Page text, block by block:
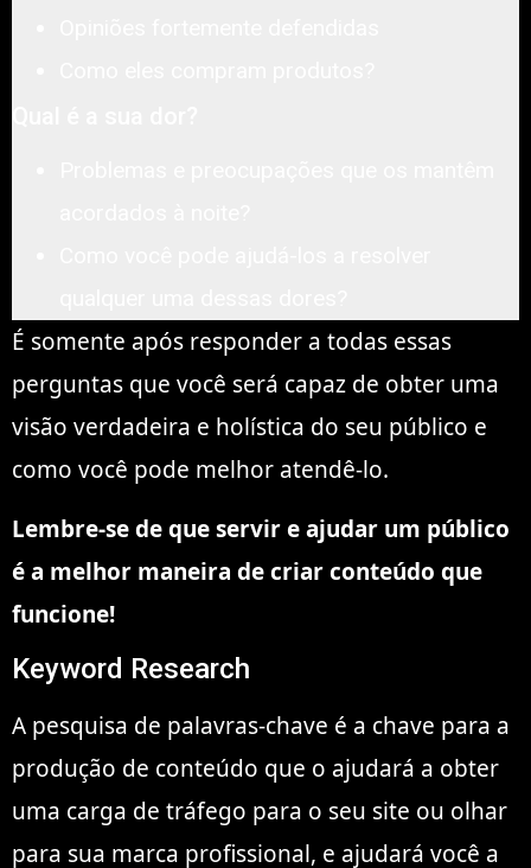
É somente após responder a todas essas
perguntas que você será capaz de obter uma
visão verdadeira e holística do seu público e
como você pode melhor atendê-lo.
Lembre-se de que servir e ajudar um público
é a melhor maneira de criar conteúdo que
funcione!
Keyword Research
A pesquisa de palavras-chave é a chave para a
produção de conteúdo que o ajudará a obter
uma carga de tráfego para o seu site ou olhar
para sua marca profissional, e ajudará você a